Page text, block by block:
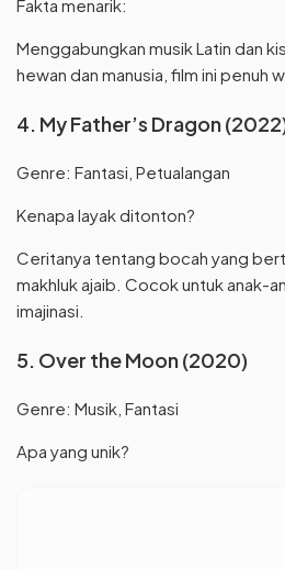
Fakta menarik:
Menggabungkan musik Latin dan
hewan dan manusia, film ini penuh
4. My Father’s Dragon
Genre: Fantasi, Petualangan
Kenapa layak ditonton?
Ceritanya tentang bocah yang
makhluk ajaib. Cocok untuk anak-
imajinasi.
5. Over the Moon (2020)
Genre: Musik, Fantasi
Apa yang unik?